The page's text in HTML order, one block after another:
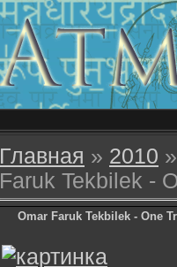
Главная » 2010 »
Faruk Tekbilek -
Omar Faruk Tekbilek - One